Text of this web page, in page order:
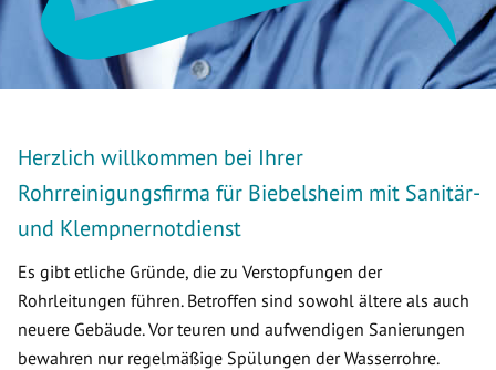
Herzlich willkommen bei Ihrer
Rohrreinigungsfirma für Biebelsheim mit Sanitär-
und Klempnernotdienst
Es gibt etliche Gründe, die zu Verstopfungen der
Rohrleitungen führen. Betroffen sind sowohl ältere als auch
neuere Gebäude. Vor teuren und aufwendigen Sanierungen
bewahren nur regelmäßige Spülungen der Wasserrohre.